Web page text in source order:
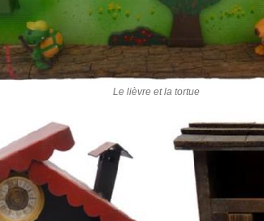
Le lièvre et la tortue